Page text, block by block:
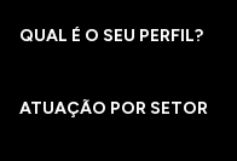
QUAL É O SEU PERFIL?
ATUAÇÃO POR SETOR